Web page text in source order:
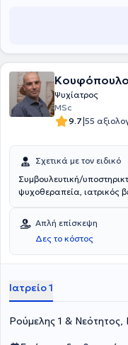
Ψυχίατρος
MSc
9.7|55
Σχετικά με τον ειδικό
Συμβουλευτική/
Απλή επίσκεψη
Δες το κόστος
Ιατρείο 1
Ρούμελης 1 &